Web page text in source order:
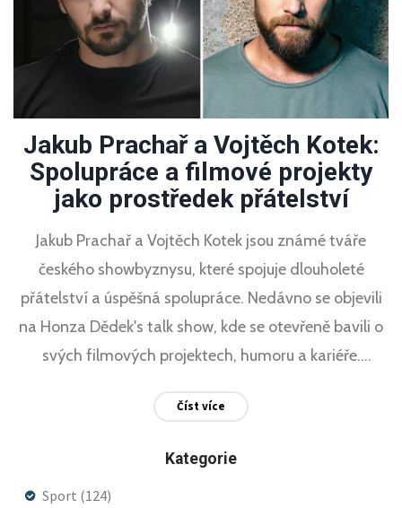
Jakub Prachař a Vojtěch Kotek:
Spolupráce a filmové projekty
jako prostředek přátelství
Jakub Prachař a Vojtěch Kotek jsou známé tváře
českého showbyznysu, které spojuje dlouholeté
přátelství a úspěšná spolupráce. Nedávno se objevili
na Honza Dědek's talk show, kde se otevřeně bavili o
svých filmových projektech, humoru a kariéře.
mediální pozornosti, zatímco Kotek zdůraznil záhady
Číst více
Kategorie
Sport (124)